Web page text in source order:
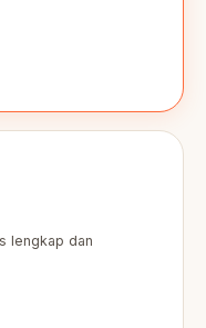
lengkap dan